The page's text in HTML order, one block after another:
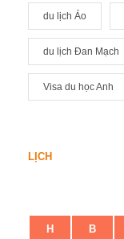
du lịch Áo
du lịch Đan Mạch
Visa du học Anh
LỊCH
H B